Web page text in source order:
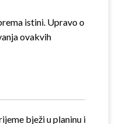
istini. Upravo o
ovakvih
bježi u planinu i